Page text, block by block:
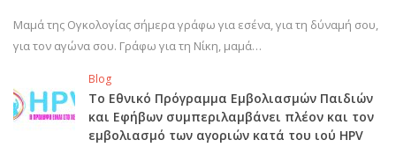
Μαμά της Ογκολογίας σήμερα γράφω για εσένα, για τη δύναμή σου,
για τον αγώνα σου. Γράφω για τη Νίκη, μαμά…
Blog
Το Εθνικό Πρόγραμμα Εμβολιασμών Παιδιών
και Εφήβων συμπεριλαμβάνει πλέον και τον
εμβολιασμό των αγοριών κατά του ιού HPV